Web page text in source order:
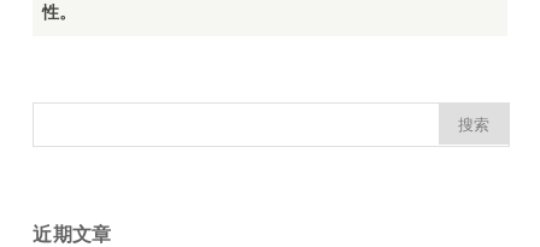
性。
索：
近期文章